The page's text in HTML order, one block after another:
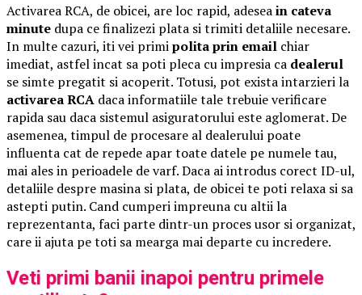
Activarea RCA, de obicei, are loc rapid, adeseain cateva
minute dupa ce finalizezi plata si trimiti detaliile necesare.
In multe cazuri, iti vei primipolita prin email chiar
imediat, astfel incat sa poti pleca cu impresia ca dealerul
se simte pregatit si acoperit. Totusi, pot exista intarzieri la
activarea RCA daca informatiile tale trebuie verificare
rapida sau daca sistemul asiguratorului este aglomerat. De
asemenea, timpul de procesare al dealerului poate
influenta cat de repede apar toate datele pe numele tau,
mai ales in perioadele de varf. Daca ai introdus corect ID-ul,
detaliile despre masina si plata, de obicei te poti relaxa si sa
astepti putin. Cand cumperi impreuna cu altii la
reprezentanta, faci parte dintr-un proces usor si organizat,
care ii ajuta pe toti sa mearga mai departe cu incredere.
Veti primi banii inapoi pentru primele